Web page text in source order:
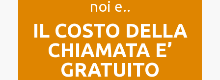
noi e..
IL COSTO DELLA
CHIAMATA E’
GRATUITO